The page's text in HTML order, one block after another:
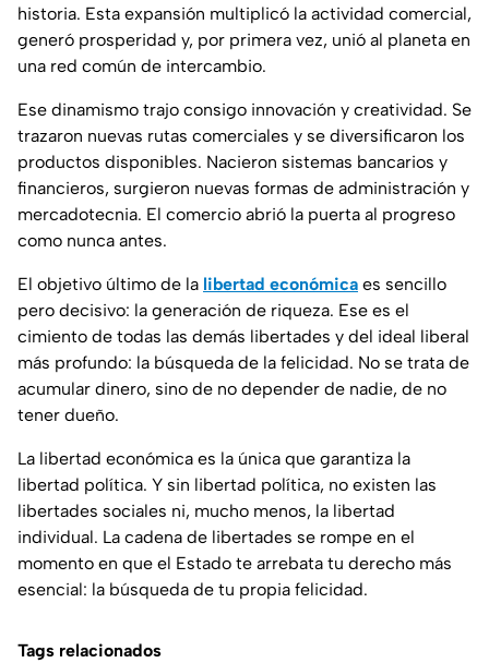
historia. Esta expansión multiplicó la actividad comercial,
generó prosperidad y, por primera vez, unió al planeta en
una red común de intercambio.
Ese dinamismo trajo consigo innovación y creatividad. Se
trazaron nuevas rutas comerciales y se diversificaron los
productos disponibles. Nacieron sistemas bancarios y
financieros, surgieron nuevas formas de administración y
mercadotecnia. El comercio abrió la puerta al progreso
como nunca antes.
El objetivo último de la libertad económica es sencillo
pero decisivo: la generación de riqueza. Ese es el
cimiento de todas las demás libertades y del ideal liberal
más profundo: la búsqueda de la felicidad. No se trata de
acumular dinero, sino de no depender de nadie, de no
tener dueño.
La libertad económica es la única que garantiza la
libertad política. Y sin libertad política, no existen las
libertades sociales ni, mucho menos, la libertad
individual. La cadena de libertades se rompe en el
momento en que el Estado te arrebata tu derecho más
esencial: la búsqueda de tu propia felicidad.
Tags relacionados